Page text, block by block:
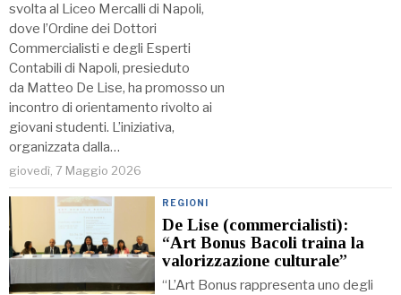
svolta al Liceo Mercalli di Napoli,
dove l’Ordine dei Dottori
Commercialisti e degli Esperti
Contabili di Napoli, presieduto
da Matteo De Lise, ha promosso un
incontro di orientamento rivolto ai
giovani studenti. L’iniziativa,
organizzata dalla…
giovedì, 7 Maggio 2026
REGIONI
De Lise (commercialisti):
“Art Bonus Bacoli traina la
valorizzazione culturale”
“L’Art Bonus rappresenta uno degli